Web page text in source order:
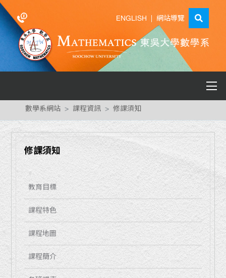
ENGLISH | 網站導覽
數學系網站 課程資訊 修課須知
修課須知
教育目標
課程特色
課程地圖
課程簡介